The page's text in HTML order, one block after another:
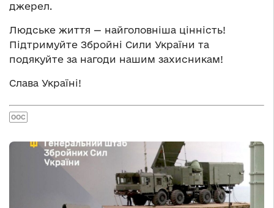
джерел.
Людське життя — найголовніша цінність!
Підтримуйте Збройні Сили України та
подякуйте за нагоди нашим захисникам!
Слава Україні!
ООС